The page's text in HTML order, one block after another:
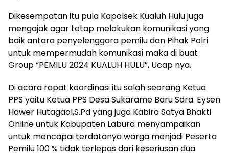
Dikesempatan itu pula Kapolsek Kualuh Hulu juga
mengajak agar tetap melakukan komunikasi yang
baik antara penyelenggara pemilu dan Pihak Polri
untuk mempermudah komunikasi maka di buat
Group “PEMILU 2024 KUALUH HULU”, Ucap nya.
Di acara rapat koordinasi itu salah seorang Ketua
PPS yaitu Ketua PPS Desa Sukarame Baru Sdra. Eysen
Hawer Hutagaol,S.Pd yang juga Kabiro Satya Bhakti
Online untuk Kabupaten Labura menyampaikan
untuk mencapai terdatanya warga menjadi Peserta
Pemilu 100 % tidak terlepas dari keseriusan dua